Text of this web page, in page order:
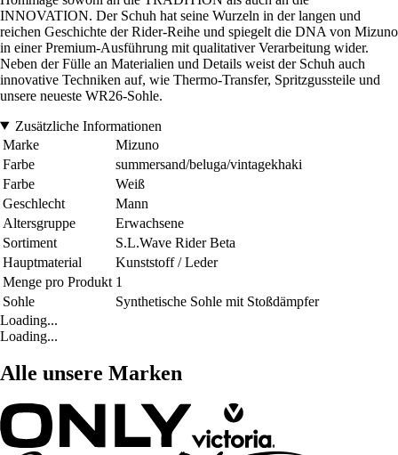
INNOVATION. Der Schuh hat seine Wurzeln in der langen und
reichen Geschichte der Rider-Reihe und spiegelt die DNA von Mizuno
in einer Premium-Ausführung mit qualitativer Verarbeitung wider.
Neben der Fülle an Materialien und Details weist der Schuh auch
innovative Techniken auf, wie Thermo-Transfer, Spritzgussteile und
unsere neueste WR26-Sohle.
Zusätzliche Informationen
Marke
Mizuno
Farbe
summersand/beluga/vintagekhaki
Farbe
Weiß
Geschlecht
Mann
Altersgruppe
Erwachsene
Sortiment
S.L.Wave Rider Beta
Hauptmaterial
Kunststoff / Leder
Menge pro Produkt 1
Sohle
Synthetische Sohle mit Stoßdämpfer
Loading...
Loading...
Alle unsere Marken